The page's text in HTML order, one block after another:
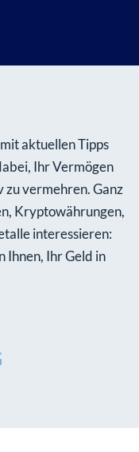
aktuellen Tipps
Ihr Vermögen
zu vermehren. Ganz
Kryptowährungen,
interessieren:
Ihnen, Ihr Geld in